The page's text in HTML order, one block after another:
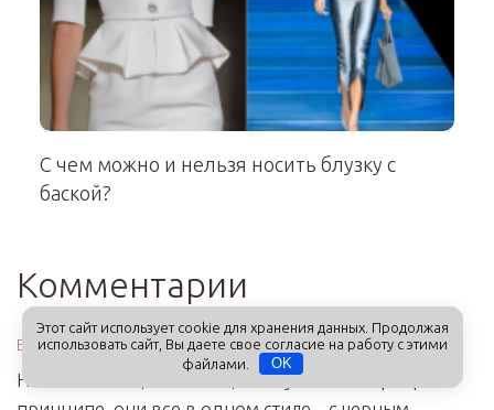
С чем можно и нельзя носить блузку с
баской?
Комментарии
Елена
На моих пальцах 7 колец. Ношу только серебро. В
Этот сайт использует cookie для хранения данных. Продолжая
использовать сайт, Вы даете свое согласие на работу с этими
файлами.
OK